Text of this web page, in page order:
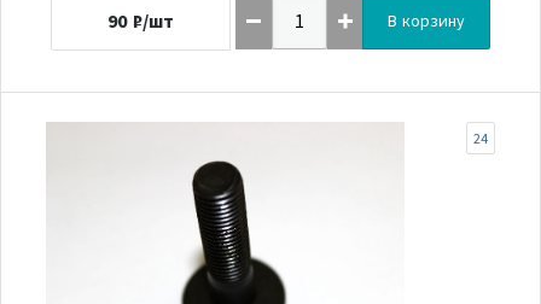
90 ₽/шт В корзину
24